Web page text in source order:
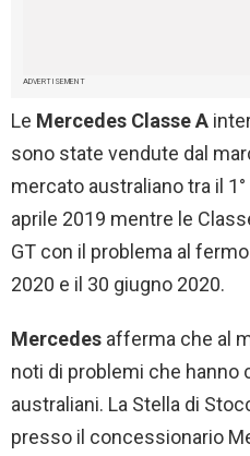
ADVERTISEMENT
Le Mercedes Classe A
sono state vendute dal
mercato australiano tra il
aprile 2019 mentre le
GT con il problema al
2020 e il 30 giugno 2020.
Mercedes afferma che al
noti di problemi che hanno
australiani. La Stella di
presso il concessionario